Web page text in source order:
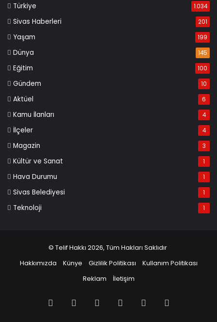
Türkiye 1.034
Sivas Haberleri 201
Yaşam 199
Dünya 145
Eğitim 100
Gündem 10
Aktüel 6
Kamu İlanları 4
İlçeler 4
Magazin 3
Kültür ve Sanat 1
Hava Durumu 1
Sivas Belediyesi 1
Teknoloji 1
© Telif Hakkı 2026, Tüm Hakları Saklıdır
Hakkımızda
Künye Gizlilik Politikası
Kullanım Politikası
Reklam
İletişim
Facebook PinterestLinkedInYouTube